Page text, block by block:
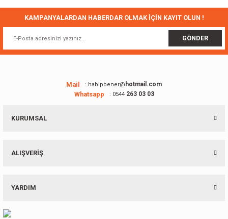
Ürün bilgilerinde hatalar bulunuyor.
Ürün fiyatı diğer sitelerden daha pahalı.
Bu ürüne benzer farklı alternatifler olmalı.
KAMPANYALARDAN HABERDAR OLMAK İÇİN KAYIT OLUN !
GÖNDER
Mail : habipbener@ hotmail.com
Whatsapp : 0544263 03 03
KURUMSAL
ALIŞVERİŞ
YARDIM